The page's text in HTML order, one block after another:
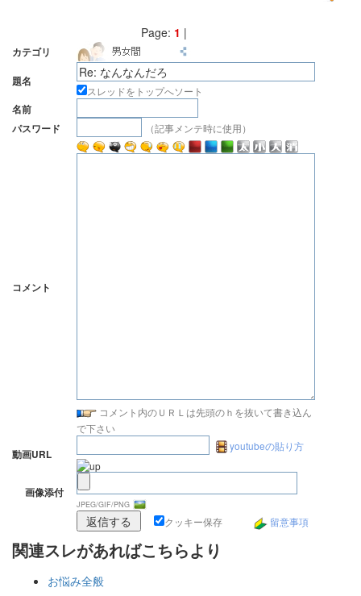
Page: 1 |
カテゴリ
題名
スレッドをトップへソート
名前
パスワード
（記事メンテ時に使用）
コメント
コメント内のＵＲＬは先頭のｈを抜いて書き込ん
で下さい
動画URL
youtubeの貼り方
画像添付
JPEG/GIF/PNG
クッキー保存 留意事項
関連スレがあればこちらより
お悩み全般